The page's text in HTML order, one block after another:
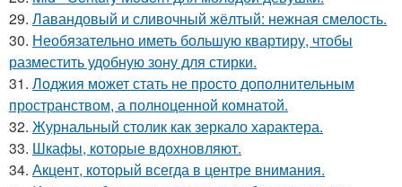
29. Лавандовый и сливочный жёлтый: нежная смелость.
30. Необязательно иметь большую квартиру, чтобы
разместить удобную зону для стирки.
31. Лоджия может стать не просто дополнительным
пространством, а полноценной комнатой.
32. Журнальный столик как зеркало характера.
33. Шкафы, которые вдохновляют.
34. Акцент, который всегда в центре внимания.